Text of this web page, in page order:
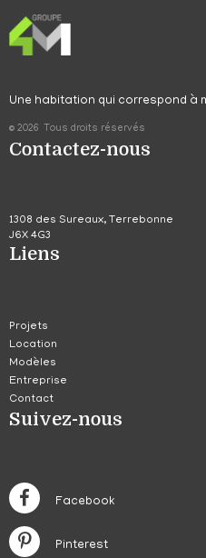
Une habitation qui correspond à
© 2026 Tous droits réservés
Contactez-nous
1308 des Sureaux, Terrebonne
J6X 4G3
Liens
Projets
Location
Modèles
Entreprise
Contact
Suivez-nous
Facebook
Pinterest